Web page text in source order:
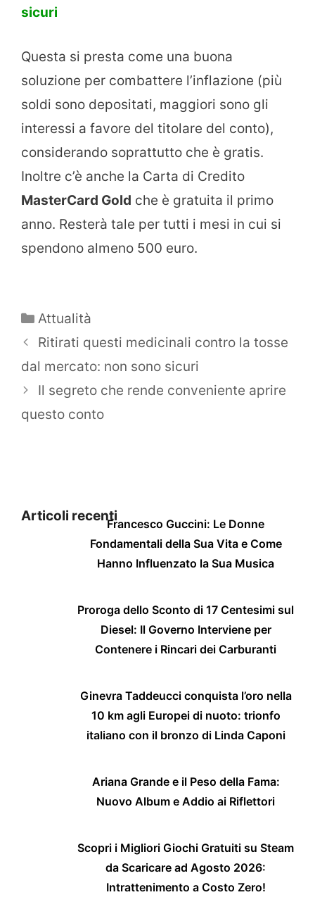
sicuri
Questa si presta come una buona
soluzione per combattere l’inflazione (più
soldi sono depositati, maggiori sono gli
interessi a favore del titolare del conto),
considerando soprattutto che è gratis.
Inoltre c’è anche la Carta di Credito
MasterCard Gold che è gratuita il primo
anno. Resterà tale per tutti i mesi in cui si
spendono almeno 500 euro.
Categorie
Attualità
Ritirati questi medicinali contro la tosse
dal mercato: non sono sicuri
Il segreto che rende conveniente aprire
questo conto
Articoli recentiFrancesco Guccini: Le Donne
Fondamentali della Sua Vita e Come
Hanno Influenzato la Sua Musica
Proroga dello Sconto di 17 Centesimi sul
Diesel: Il Governo Interviene per
Contenere i Rincari dei Carburanti
Ginevra Taddeucci conquista l’oro nella
10 km agli Europei di nuoto: trionfo
italiano con il bronzo di Linda Caponi
Ariana Grande e il Peso della Fama:
Nuovo Album e Addio ai Riflettori
Scopri i Migliori Giochi Gratuiti su Steam
da Scaricare ad Agosto 2026:
Intrattenimento a Costo Zero!